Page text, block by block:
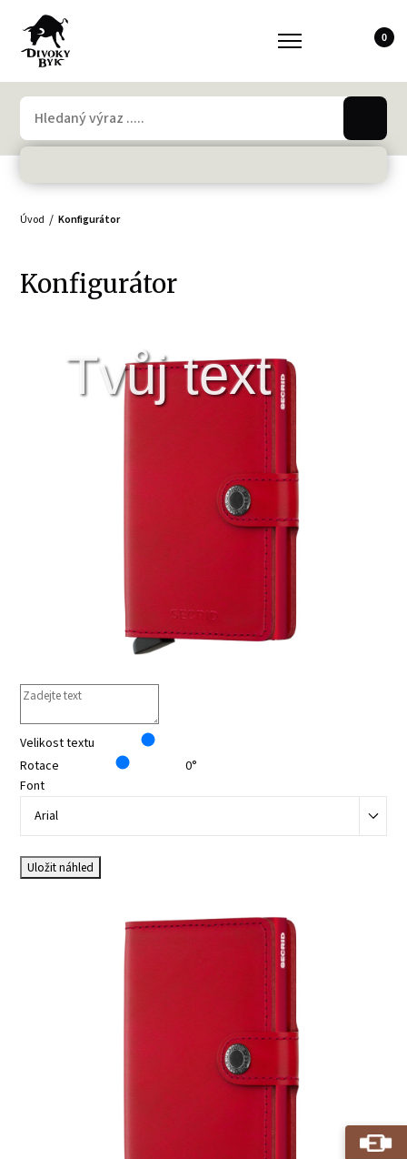
0
Úvod Konfigurátor
Konfigurátor
Tvůj text
Velikost textu
Rotace
0°
Font
Arial
Uložit náhled